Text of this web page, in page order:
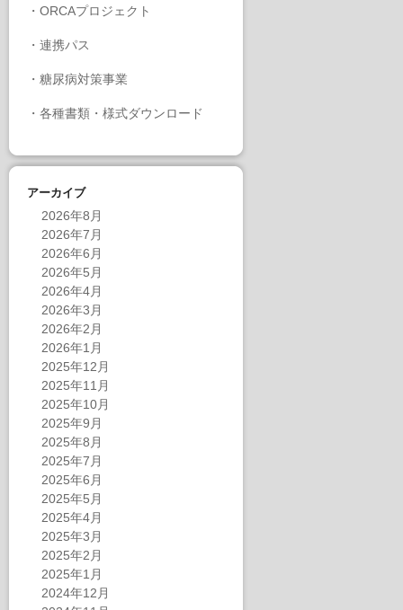
・ ORCAプロジェクト
・ 連携パス
・ 糖尿病対策事業
・ 各種書類・様式ダウンロード
アーカイブ
2026年8月
2026年7月
2026年6月
2026年5月
2026年4月
2026年3月
2026年2月
2026年1月
2025年12月
2025年11月
2025年10月
2025年9月
2025年8月
2025年7月
2025年6月
2025年5月
2025年4月
2025年3月
2025年2月
2025年1月
2024年12月